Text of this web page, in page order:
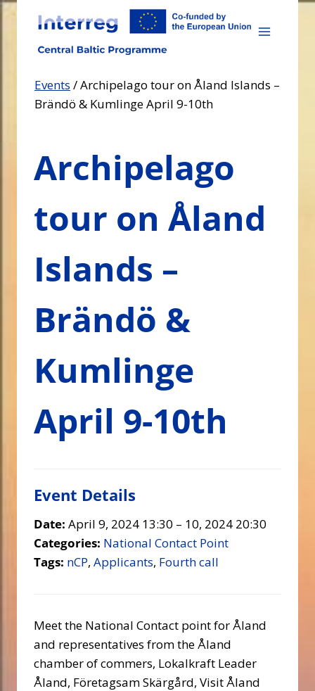
Skip
content
Events /Archipelago tour on Åland Islands –
Brändö & Kumlinge April 9-10th
Archipelago
tour on Åland
Islands –
Brändö &
Kumlinge
April 9-10th
Event Details
Date: April 9, 2024 13:30 – 10, 2024 20:30
Categories: National Contact Point
Tags: nCP, Applicants, Fourth call
Meet the National Contact point for Åland
and representatives from the Åland
chamber of commers, Lokalkraft Leader
Åland, Företagsam Skärgård, Visit Åland